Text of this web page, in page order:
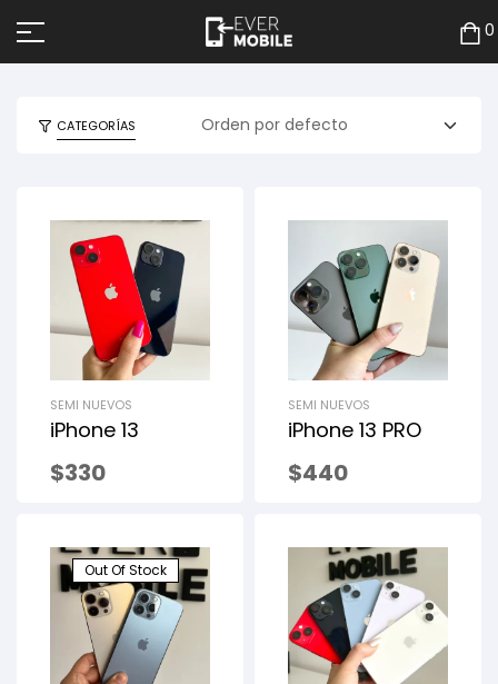
0
CATEGORÍAS
SEMI NUEVOS
iPhone 13
$330
SEMI NUEVOS
iPhone 13 PRO
$440
Out Of Stock